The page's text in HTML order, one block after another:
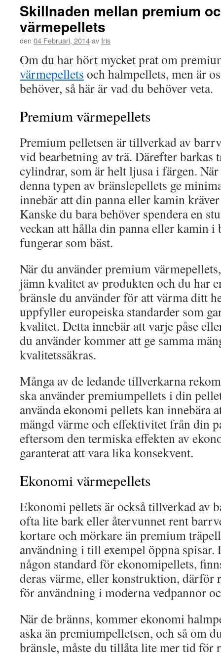
Skillnaden mellan premium
värmepellets
den 04 Februari, 2014av Iris
Om du har hört mycket prat om
värmepellets och halmpellets, men är
behöver, så här är vad du behöver veta.
Premium värmepellets
Premium pelletsen är tillverkad av
vid bearbetning av trä. Därefter barkas
cylindrar, som är helt ljusa i färgen.
denna typen av bränslepellets ge
innebär att din panna eller kamin
Kanske du bara behöver spendera en
veckan att hålla din panna eller kamin i
fungerar som bäst.
När du använder premium
jämn kvalitet av produkten och du har
bränsle du använder för att värma ditt
uppfyller europeiska standarder som
kvalitet. Detta innebär att varje påse
du använder kommer att ge samma
kvalitetssäkras.
Många av de ledande tillverkarna
ska använder premiumpellets i din
använda ekonomi pellets kan innebära
mängd värme och effektivitet från din
eftersom den termiska effekten av
garanterat att vara lika konsekvent.
Ekonomi värmepellets
Ekonomi pellets är också tillverkad av
ofta lite bark eller återvunnet rent
kortare och mörkare än premium
användning i till exempel öppna
någon standard för ekonomipellets,
deras värme, eller konstruktion, därför
för användning i moderna vedpannor
När de bränns, kommer ekonomi
aska än premiumpelletsen, och så om
bränsle, måste du tillåta lite mer tid för